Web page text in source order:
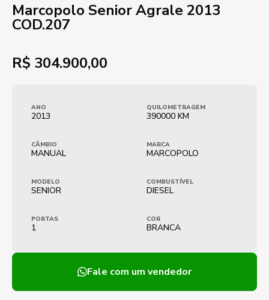
Marcopolo Senior Agrale 2013
COD.207
R$ 304.900,00
ANO
2013
QUILOMETRAGEM
390000 KM
CÂMBIO
MANUAL
MARCA
MARCOPOLO
MODELO
SENIOR
COMBUSTÍVEL
DIESEL
PORTAS
1
COR
BRANCA
Fale com um vendedor